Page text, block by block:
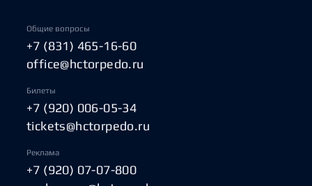
Общие вопросы
+7 (831) 465-16-60
office@hctorpedo.ru
Билеты
+7 (920) 006-05-34
tickets@hctorpedo.ru
Реклама
+7 (920) 07-07-800